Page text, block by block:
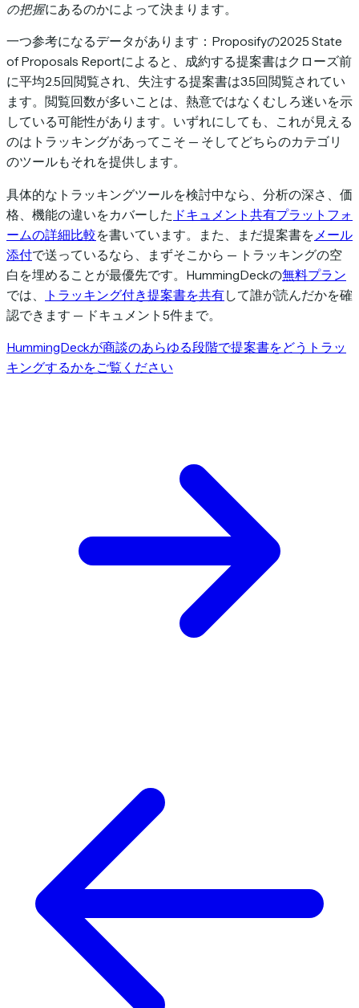
の把握にあるのかによって決まります。
一つ参考になるデータがあります：Proposifyの2025 State
of Proposals Reportによると、成約する提案書はクローズ前
に平均2.5回閲覧され、失注する提案書は3.5回閲覧されてい
ます。閲覧回数が多いことは、熱意ではなくむしろ迷いを示
している可能性があります。いずれにしても、これが見える
のはトラッキングがあってこそ — そしてどちらのカテゴリ
のツールもそれを提供します。
具体的なトラッキングツールを検討中なら、分析の深さ、価
格、機能の違いをカバーした ドキュメント共有プラットフォ
ームの詳細比較を書いています。また、まだ提案書を メール
添付で送っているなら、まずそこから — トラッキングの空
白を埋めることが最優先です。HummingDeckの無料プラン
では、
トラッキング付き提案書を共有して誰が読んだかを確
認できます — ドキュメント5件まで。
HummingDeckが商談のあらゆる段階で提案書をどうトラッ
キングするかをご覧ください